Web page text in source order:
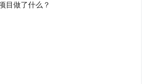
目做了什么？